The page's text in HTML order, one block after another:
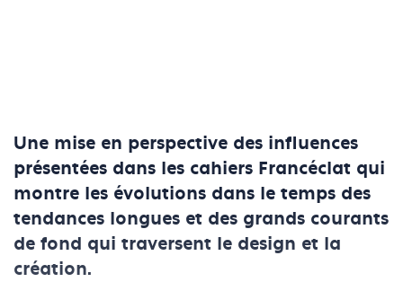
Une mise en perspective des influences
présentées dans les cahiers Francéclat qui
montre les évolutions dans le temps des
tendances longues et des grands courants
de fond qui traversent le design et la
création.